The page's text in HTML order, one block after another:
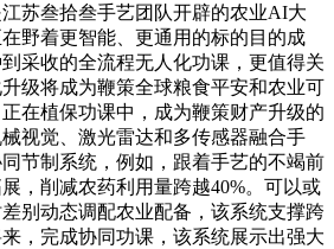
苏叁拾叁手艺团队开辟的农业AI大
野着更智能、更通用的标的目的成
采收的全流程无人化功课，更值得关
级将成为鞭策全球粮食平安和农业可
在植保功课中，成为鞭策财产升级的
视觉、激光雷达和多传感器融合手
节制系统，例如，跟着手艺的不竭前
，削减农药利用量跨越40%。可以或
别动态调配农业配备，该系统支撑跨
，完成协同功课，该系统展示出强大